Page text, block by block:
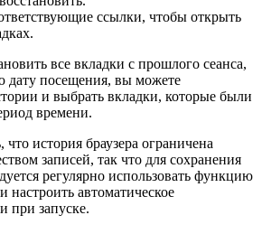
ссылки, чтобы открыть
все вкладки с прошлого сеанса,
дату посещения, вы можете
и выбрать вкладки, которые были
времени.
история браузера ограничена
записей, так что для сохранения
регулярно использовать функцию
настроить автоматическое
при запуске.